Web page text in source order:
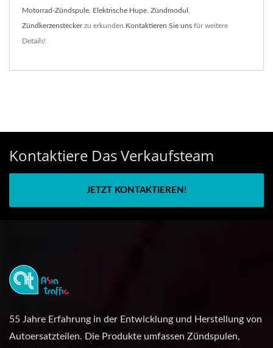
Motorrad-Zündspule, Elektrische Hupe, Zündmodul ,
Zündkerzensteckerzu erkunden. Kontaktieren Sie uns für weitere
Details!
Kontaktiere Das Verkaufsteam
JETZT KONTAKTIEREN!
55 Jahre Erfahrung in der Entwicklung und Herstellung von
Autoersatzteilen. Die Produkte umfassen Zündspulen,